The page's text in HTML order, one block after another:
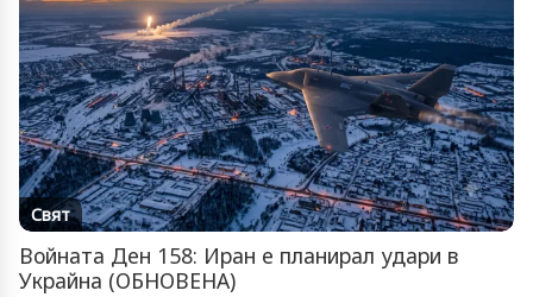
Свят
Войната Ден 158: Иран е планирал удари в
Украйна (ОБНОВЕНА)